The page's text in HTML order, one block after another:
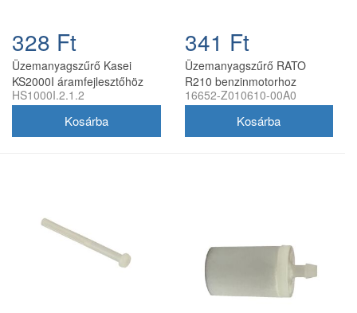
328 Ft
Üzemanyagszűrő Kasei
KS2000I áramfejlesztőhöz
HS1000I.2.1.2
HS1000I.2.1.2
341 Ft
Üzemanyagszűrő RATO
R210 benzinmotorhoz
16652-Z010610-00A0
16652-Z010610-00A0